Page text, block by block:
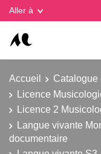
Aller à
Accueil Catalogue
Licence
Licence 2
Langue vivante
documentaire
Gestion des cookies